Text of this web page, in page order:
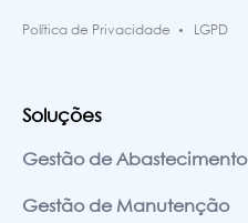
Política de Privacidade LGPD
Soluções
Gestão de Abastecimento
Gestão de Manutenção